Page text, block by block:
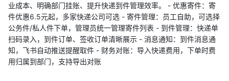
业成本、明确部门挂账、提升快递到件管理效率。 - 优惠寄件：寄
件优惠6.5元起，多家快递公司可选 - 寄件管理：员工自助，可选择
公务件/私人件下单，管理员统一管理寄件列表 - 到件管理：快递单
扫码录入，到件订单、签收订单清晰展示 - 消息通知：到件消息通
知，飞书自动推送提醒取件 - 财务对账：导入快递费用，下单时费
用归属到部门，支持导出对账